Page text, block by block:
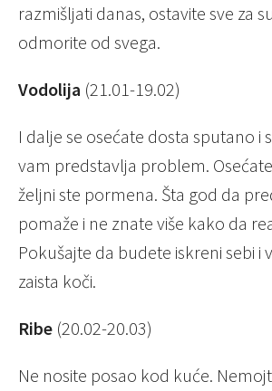
razmišljati danas, ostavite sve za
odmorite od svega.
Vodolija (21.01-19.02)
I dalje se osećate dosta sputano i
vam predstavlja problem.
željni ste pormena. Šta god da
pomaže i ne znate više kako da
Pokušajte da budete iskreni sebi i
zaista koči.
Ribe (20.02-20.03)
Ne nosite posao kod kuće.